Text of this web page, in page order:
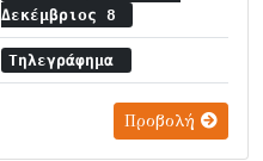
Δεκέμβριος 8
Τηλεγράφημα
Προβολή